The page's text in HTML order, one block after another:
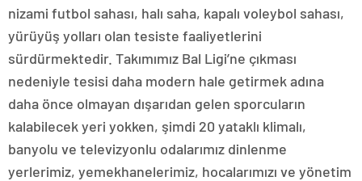
nizami futbol sahası, halı saha, kapalı voleybol sahası,
yürüyüş yolları olan tesiste faaliyetlerini
sürdürmektedir. Takımımız Bal Ligi’ne çıkması
nedeniyle tesisi daha modern hale getirmek adına
daha önce olmayan dışarıdan gelen sporcuların
kalabilecek yeri yokken, şimdi 20 yataklı klimalı,
banyolu ve televizyonlu odalarımız dinlenme
yerlerimiz, yemekhanelerimiz, hocalarımızı ve yönetim